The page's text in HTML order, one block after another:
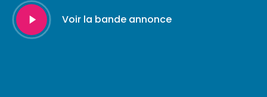
Play
Video
Voir la bande annonce